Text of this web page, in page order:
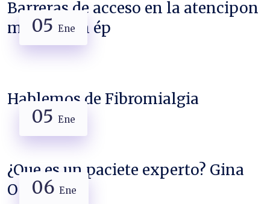
05 Ene
Barreras de acceso en la atencipon
meédica en ép
05 Ene
Hablemos de Fibromialgia
06 Ene
¿Que es un paciete experto? Gina
Ochoa